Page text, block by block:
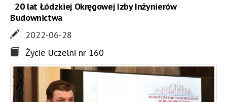
20 lat Łódzkiej Okręgowej Izby Inżynierów
Budownictwa
2022-06-28
Życie Uczelni nr 160